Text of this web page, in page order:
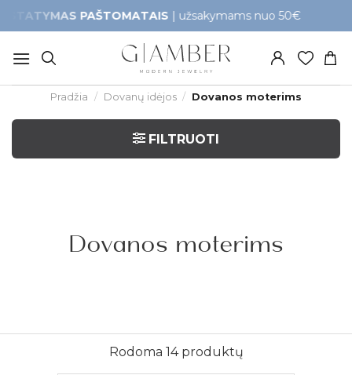
to
content
PAŠTOMATAIS| užsakymams nuo 50€
Pradžia / Dovanų idėjos / Dovanos moterims
FILTRUOTI
Dovanos moterims
Rodoma 14 produktų